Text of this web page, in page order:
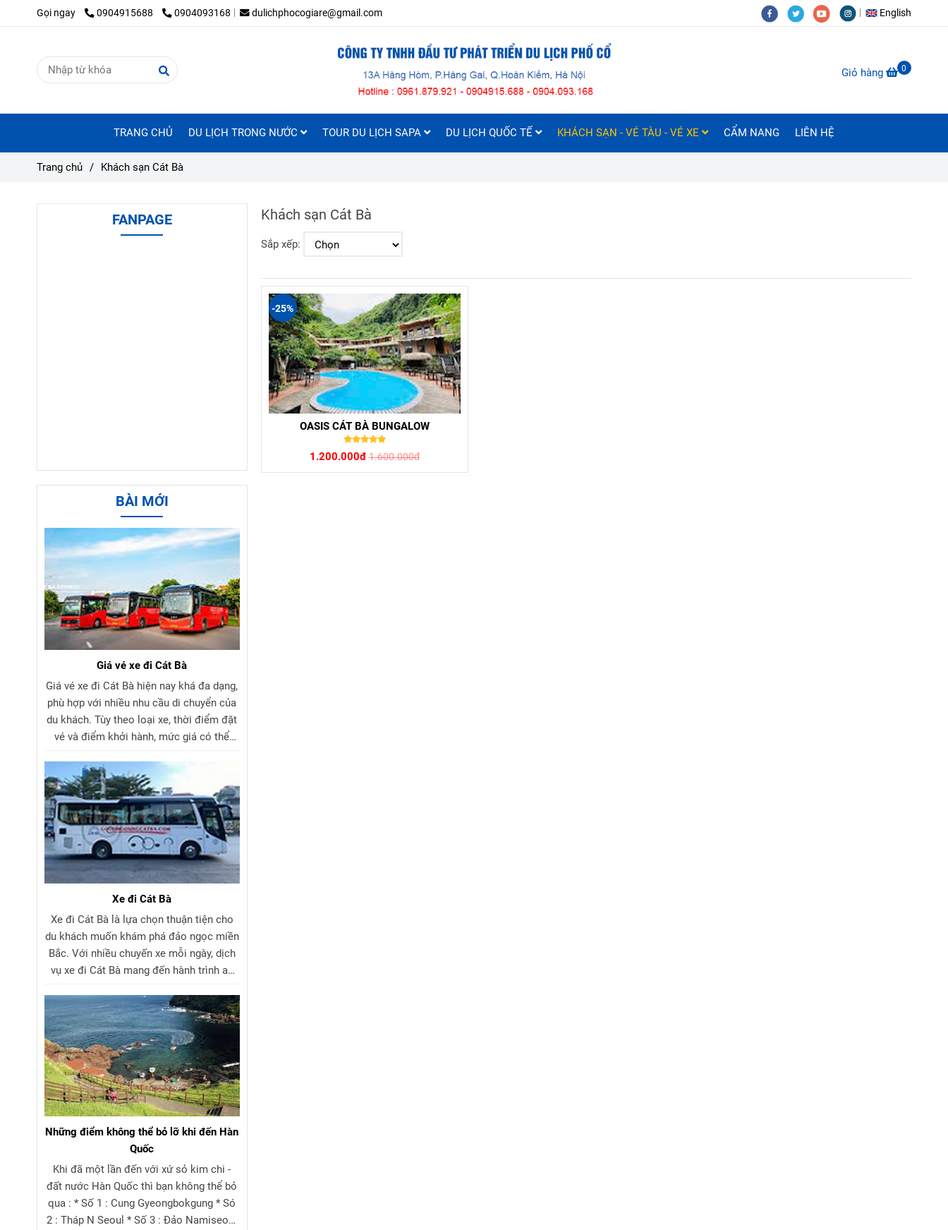
Gọi ngay 0904915688 0904093168 dulichphocogiare@gmail.com English
Giỏ hàng 0
TRANG CHỦ DU LỊCH TRONG NƯỚC TOUR DU LỊCH SAPA DU LỊCH QUỐC TẾ KHÁCH SẠN - VÉ TÀU - VÉ XE CẨM NANG LIÊN HỆ
Trang chủ / Khách sạn Cát Bà
Khách sạn Cát Bà
Sắp xếp:
OASIS CÁT BÀ BUNGALOW
1.200.000đ 1.600.000đ
-25%
FANPAGE
BÀI MỚI
Giá vé xe đi Cát Bà
Giá vé xe đi Cát Bà hiện nay khá đa dạng,
phù hợp với nhiều nhu cầu di chuyển của
du khách. Tùy theo loại xe, thời điểm đặt
vé và điểm khởi hành, mức giá có thể
và xe limousine đi Cát Bà đều có nhiều
khung giờ linh hoạt, dịch vụ chất lượng và
chi phí hợp lý. Du khách nên tìm hiểu
trước giá vé xe đi Cát Bà để lựa chọn
hành trình phù hợp và tiết kiệm nhất.
Xe đi Cát Bà
Xe đi Cát Bà là lựa chọn thuận tiện cho
du khách muốn khám phá đảo ngọc miền
Bắc. Với nhiều chuyến xe mỗi ngày, dịch
vụ xe đi Cát Bà mang đến hành trình an
khách có thể dễ dàng đặt xe đi Cát Bà,
lựa chọn xe limousine đi Cát Bà hoặc xe
khách đi Cát Bà phù hợp nhu cầu. Cập
nhật giá vé xe đi Cát Bà hấp dẫn, khởi
hành linh hoạt từ Hà Nội và Hải Phòng.
Những điểm không thể bỏ lỡ khi đến Hàn
Quốc
Khi đã một lần đến với xứ sỏ kim chi -
đất nước Hàn Quốc thì bạn không thể bỏ
qua : * Số 1 : Cung Gyeongbokgung * Só
2 : Tháp N Seoul * Số 3 : Đảo Namiseom